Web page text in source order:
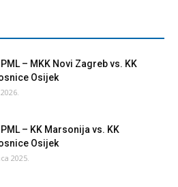
– MKK Novi Zagreb vs. KK
Osijek
– KK Marsonija vs. KK
Osijek
2025.